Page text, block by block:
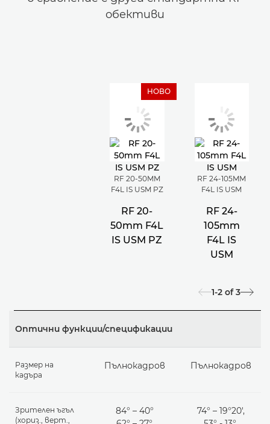
обективи
НОВО
RF 20-50MM
F4L IS USM PZ
RF 20-
50mm F4L
IS USM PZ
RF 24-105MM
F4L IS USM
RF 24-
105mm
F4L IS
USM
1-2 of 3
Оптични функции/спецификации
Размер на
кадъра
Пълнокадров Пълнокадров
Зрителен ъгъл
(хориз., верт.,
84° – 40°
74° – 19°20',